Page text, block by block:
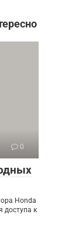
0
Honda
доступа к